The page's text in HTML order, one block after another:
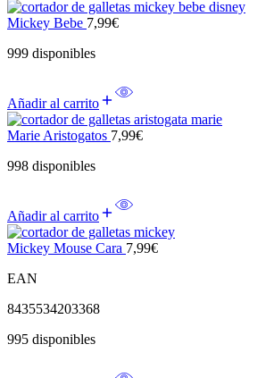
Mickey Bebe 7,99€
999 disponibles
Añadir al carrito
Marie Aristogatos 7,99€
998 disponibles
Añadir al carrito
Mickey Mouse Cara 7,99€
EAN
8435534203368
995 disponibles